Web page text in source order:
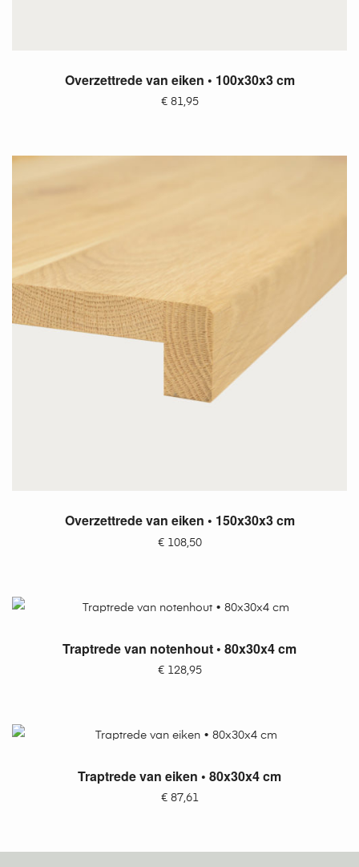
TOEVOEGEN AAN WINKELWAGEN
Overzettrede van eiken • 100x30x3 cm
€81,95
TOEVOEGEN AAN WINKELWAGEN
Overzettrede van eiken • 150x30x3 cm
€108,50
TOEVOEGEN AAN WINKELWAGEN
Traptrede van notenhout • 80x30x4 cm
€128,95
TOEVOEGEN AAN WINKELWAGEN
Traptrede van eiken • 80x30x4 cm
€87,61